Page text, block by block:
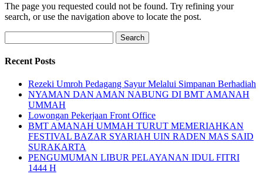
The page you requested could not be found. Try refining your
search, or use the navigation above to locate the post.
for:
Recent Posts
Rezeki Umroh Pedagang Sayur Melalui Simpanan Berhadiah
NYAMAN DAN AMAN NABUNG DI BMT AMANAH
UMMAH
Lowongan Pekerjaan Front Office
BMT AMANAH UMMAH TURUT MEMERIAHKAN
FESTIVAL BAZAR SYARIAH UIN RADEN MAS SAID
SURAKARTA
PENGUMUMAN LIBUR PELAYANAN IDUL FITRI
1444 H